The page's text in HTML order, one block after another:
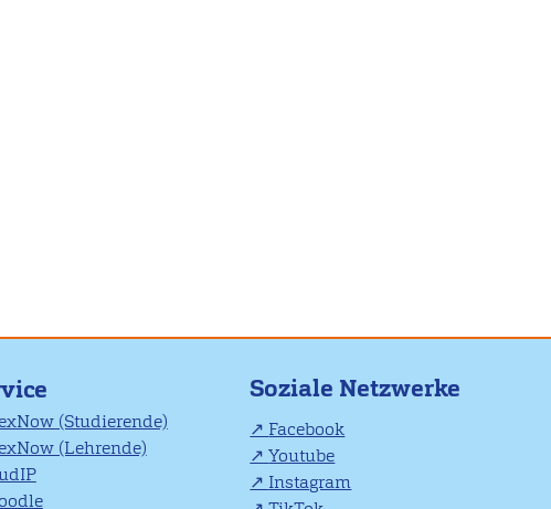
(Studierende)
(Lehrende)
Soziale Netzwerke
Facebook
Youtube
Instagram